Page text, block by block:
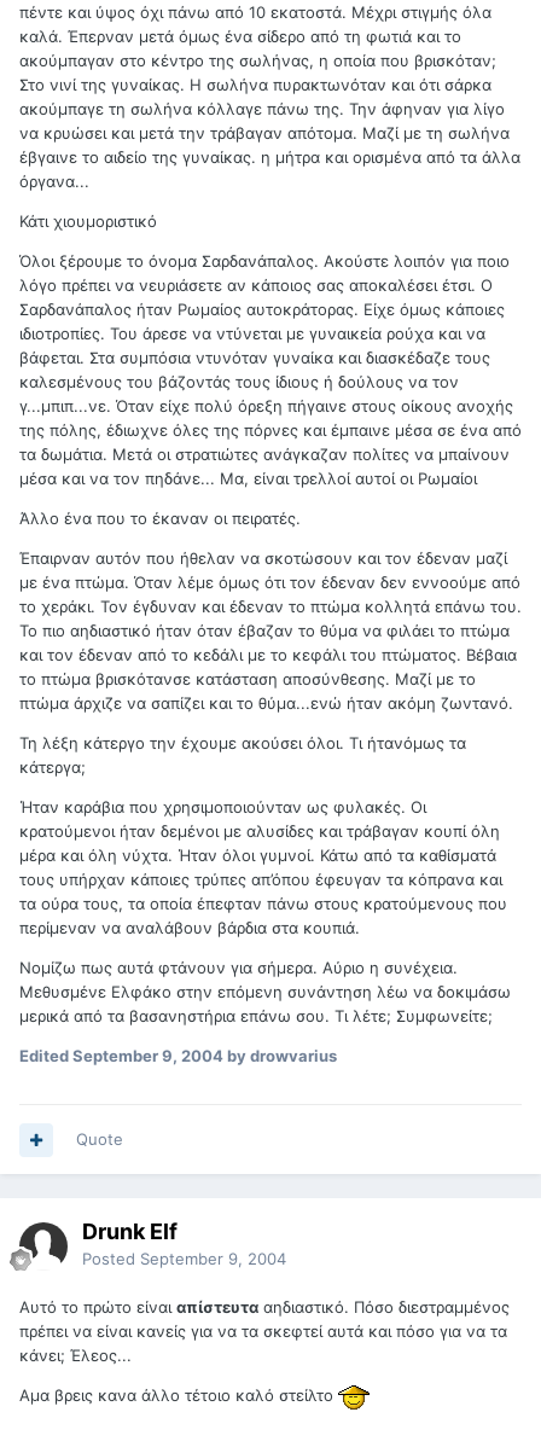
πέντε και ύψος όχι πάνω από 10 εκατοστά. Μέχρι στιγμής όλα
καλά. Έπερναν μετά όμως ένα σίδερο από τη φωτιά και το
ακούμπαγαν στο κέντρο της σωλήνας, η οποία που βρισκόταν;
Στο νινί της γυναίκας. Η σωλήνα πυρακτωνόταν και ότι σάρκα
ακούμπαγε τη σωλήνα κόλλαγε πάνω της. Την άφηναν για λίγο
να κρυώσει και μετά την τράβαγαν απότομα. Μαζί με τη σωλήνα
έβγαινε το αιδείο της γυναίκας. η μήτρα και ορισμένα από τα άλλα
όργανα...
Κάτι χιουμοριστικό
Όλοι ξέρουμε το όνομα Σαρδανάπαλος. Ακούστε λοιπόν για ποιο
λόγο πρέπει να νευριάσετε αν κάποιος σας αποκαλέσει έτσι. Ο
Σαρδανάπαλος ήταν Ρωμαίος αυτοκράτορας. Είχε όμως κάποιες
ιδιοτροπίες. Του άρεσε να ντύνεται με γυναικεία ρούχα και να
βάφεται. Στα συμπόσια ντυνόταν γυναίκα και διασκέδαζε τους
καλεσμένους του βάζοντάς τους ίδιους ή δούλους να τον
γ...μπιπ...νε. Όταν είχε πολύ όρεξη πήγαινε στους οίκους ανοχής
της πόλης, έδιωχνε όλες της πόρνες και έμπαινε μέσα σε ένα από
τα δωμάτια. Μετά οι στρατιώτες ανάγκαζαν πολίτες να μπαίνουν
μέσα και να τον πηδάνε... Μα, είναι τρελλοί αυτοί οι Ρωμαίοι
Άλλο ένα που το έκαναν οι πειρατές.
Έπαιρναν αυτόν που ήθελαν να σκοτώσουν και τον έδεναν μαζί
με ένα πτώμα. Όταν λέμε όμως ότι τον έδεναν δεν εννοούμε από
το χεράκι. Τον έγδυναν και έδεναν το πτώμα κολλητά επάνω του.
Το πιο αηδιαστικό ήταν όταν έβαζαν το θύμα να φιλάει το πτώμα
και τον έδεναν από το κεδάλι με το κεφάλι του πτώματος. Βέβαια
το πτώμα βρισκότανσε κατάσταση αποσύνθεσης. Μαζί με το
πτώμα άρχιζε να σαπίζει και το θύμα...ενώ ήταν ακόμη ζωντανό.
Τη λέξη κάτεργο την έχουμε ακούσει όλοι. Τι ήτανόμως τα
κάτεργα;
Ήταν καράβια που χρησιμοποιούνταν ως φυλακές. Οι
κρατούμενοι ήταν δεμένοι με αλυσίδες και τράβαγαν κουπί όλη
μέρα και όλη νύχτα. Ήταν όλοι γυμνοί. Κάτω από τα καθίσματά
τους υπήρχαν κάποιες τρύπες απ’όπου έφευγαν τα κόπρανα και
τα ούρα τους, τα οποία έπεφταν πάνω στους κρατούμενους που
περίμεναν να αναλάβουν βάρδια στα κουπιά.
Νομίζω πως αυτά φτάνουν για σήμερα. Αύριο η συνέχεια.
Μεθυσμένε Ελφάκο στην επόμενη συνάντηση λέω να δοκιμάσω
μερικά από τα βασανηστήρια επάνω σου. Τι λέτε; Συμφωνείτε;
EditedSeptember 9, 2004by drowvarius
Quote
Drunk Elf
Posted September 9, 2004
Αυτό το πρώτο είναιαπίστευτα αηδιαστικό. Πόσο διεστραμμένος
πρέπει να είναι κανείς για να τα σκεφτεί αυτά και πόσο για να τα
κάνει; Έλεος...
Αμα βρεις κανα άλλο τέτοιο καλό στείλτο